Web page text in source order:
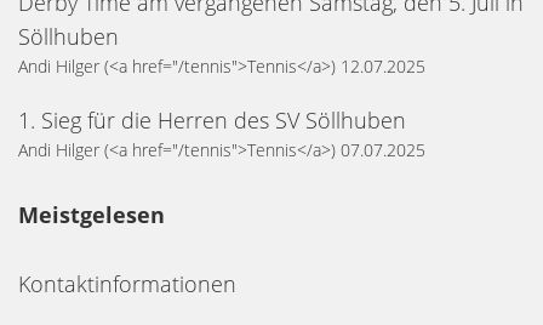
Söllhuben
Andi Hilger (<a href="/tennis">Tennis</a>) 12.07.2025
1. Sieg für die Herren des SV Söllhuben
Andi Hilger (<a href="/tennis">Tennis</a>) 07.07.2025
Meistgelesen
Kontaktinformationen